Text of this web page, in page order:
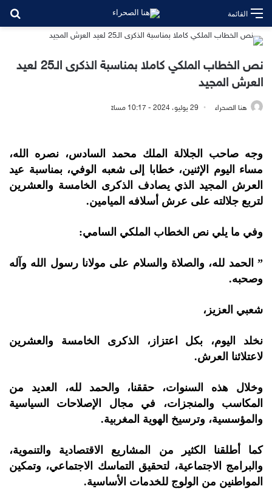
القائمة
نص الخطاب الملكي كاملا بمناسبة الذكرى الـ25 لعيد
العرش المجيد
هنا الصحراء 29 يوليو، 2024 - 10:17 مساءً
وجه صاحب الجلالة الملك محمد السادس، نصره الله،
مساء اليوم الإثنين، خطابا إلى شعبه الوفي، بمناسبة عيد
العرش المجيد الذي يصادف الذكرى الخامسة والعشرين
لتربع جلالته على عرش أسلافه الميامين.
وفي ما يلي نص الخطاب الملكي السامي:
” الحمد لله، والصلاة والسلام على مولانا رسول الله وآله
وصحبه.
شعبي العزيز،
نخلد اليوم، بكل اعتزاز، الذكرى الخامسة والعشرين
لاعتلائنا العرش.
وخلال هذه السنوات، حققنا، والحمد لله، العديد من
المكاسب والمنجزات، في مجال الإصلاحات السياسية
والمؤسسية، وترسيخ الهوية المغربية.
كما أطلقنا الكثير من المشاريع الاقتصادية والتنموية،
والبرامج الاجتماعية، لتحقيق التماسك الاجتماعي، وتمكين
المواطنين من الولوج للخدمات الأساسية.